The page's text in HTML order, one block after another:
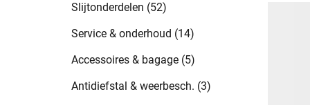
Slijtonderdelen (52)
Service & onderhoud (14)
Accessoires & bagage (5)
Antidiefstal & weerbesch. (3)